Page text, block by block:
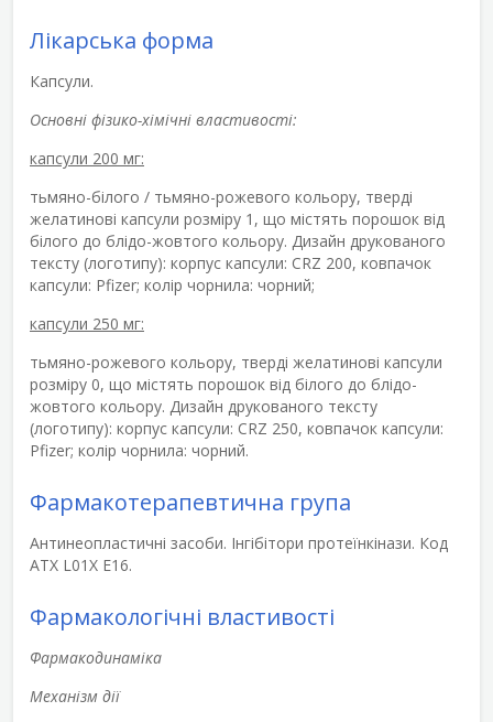
Лікарська форма
Капсули.
Основні фізико-хімічні властивості:
капсули 200 мг:
тьмяно-білого / тьмяно-рожевого кольору, тверді
желатинові капсули розміру 1, що містять порошок від
білого до блідо-жовтого кольору. Дизайн друкованого
тексту (логотипу): корпус капсули: CRZ 200, ковпачок
капсули: Pfizer; колір чорнила: чорний;
капсули 250 мг:
тьмяно-рожевого кольору, тверді желатинові капсули
розміру 0, що містять порошок від білого до блідо-
жовтого кольору. Дизайн друкованого тексту
(логотипу): корпус капсули: CRZ 250, ковпачок капсули:
Pfizer; колір чорнила: чорний.
Фармакотерапевтична група
Антинеопластичні засоби. Інгібітори протеїнкінази. Код
АТХ L01X E16.
Фармакологічні властивості
Фармакодинаміка
Механізм дії